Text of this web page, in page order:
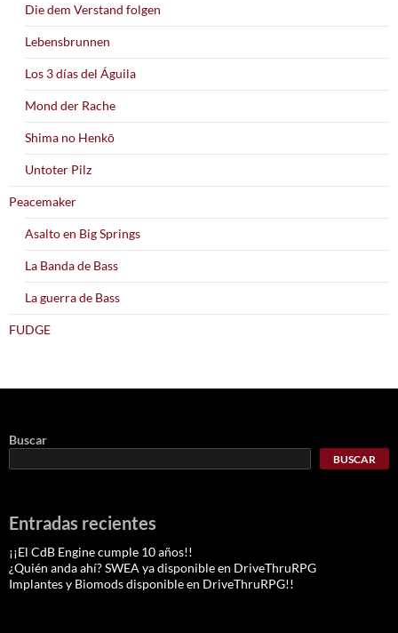
Die dem Verstand folgen
Lebensbrunnen
Los 3 días del Águila
Mond der Rache
Shima no Henkō
Untoter Pilz
Peacemaker
Asalto en Big Springs
La Banda de Bass
La guerra de Bass
FUDGE
Buscar
BUSCAR
Entradas recientes
¡¡El CdB Engine cumple 10 años!!
¿Quién anda ahí? SWEA ya disponible en DriveThruRPG
Implantes y Biomods disponible en DriveThruRPG!!